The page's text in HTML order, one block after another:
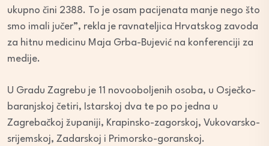
ukupno čini 2388. To je osam pacijenata manje nego što
smo imali jučer”, rekla je ravnateljica Hrvatskog zavoda
za hitnu medicinu Maja Grba-Bujević na konferenciji za
medije.
U Gradu Zagrebu je 11 novooboljenih osoba, u Osječko-
baranjskoj četiri, Istarskoj dva te po po jedna u
Zagrebačkoj županiji, Krapinsko-zagorskoj, Vukovarsko-
srijemskoj, Zadarskoj i Primorsko-goranskoj.